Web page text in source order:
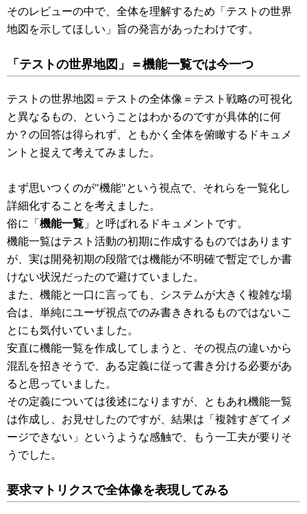
そのレビューの中で、全体を理解するため「テストの世界
地図を示してほしい」旨の発言があったわけです。
「テストの世界地図」＝機能一覧では今一つ
テストの世界地図＝テストの全体像＝テスト戦略の可視化
と異なるもの、ということはわかるのですが具体的に何
か？の回答は得られず、ともかく全体を俯瞰するドキュメ
ントと捉えて考えてみました。
まず思いつくのが"機能"という視点で、それらを一覧化し
詳細化することを考えました。
俗に「 機能一覧 」と呼ばれるドキュメントです。
機能一覧はテスト活動の初期に作成するものではあります
が、実は開発初期の段階では機能が不明確で暫定でしか書
けない状況だったので避けていました。
また、機能と一口に言っても、システムが大きく複雑な場
合は、単純にユーザ視点でのみ書ききれるものではないこ
とにも気付いていました。
安直に機能一覧を作成してしまうと、その視点の違いから
混乱を招きそうで、ある定義に従って書き分ける必要があ
ると思っていました。
その定義については後述になりますが、ともあれ機能一覧
は作成し、お見せしたのですが、結果は「複雑すぎてイメ
ージできない」というような感触で、もう一工夫が要りそ
うでした。
要求マトリクスで全体像を表現してみる